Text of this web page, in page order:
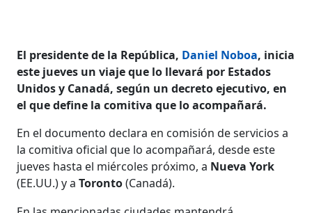
El presidente de la República, Daniel Noboa, inicia
este jueves un viaje que lo llevará por Estados
Unidos y Canadá, según un decreto ejecutivo, en
el que define la comitiva que lo acompañará.
En el documento declara en comisión de servicios a
la comitiva oficial que lo acompañará, desde este
jueves hasta el miércoles próximo, a Nueva York
(EE.UU.) y aToronto(Canadá).